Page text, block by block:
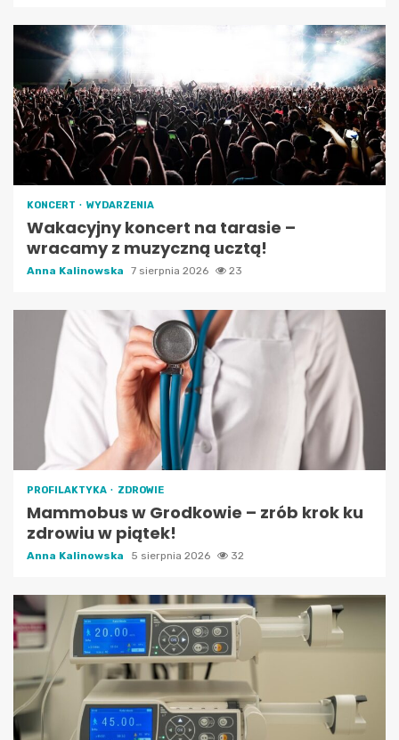
KONCERT WYDARZENIA
Wakacyjny koncert na tarasie –
wracamy z muzyczną ucztą!
Anna Kalinowska 7 sierpnia 2026 23
PROFILAKTYKA ZDROWIE
Mammobus w Grodkowie – zrób krok ku
zdrowiu w piątek!
Anna Kalinowska 5 sierpnia 2026 32